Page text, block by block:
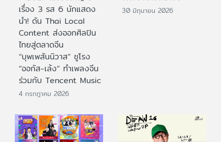
เรื่อง 3 รส 6 นักแสดง
นำ! ดัน Thai Local
Content ส่งออกศิลปิน
ไทยสู่ตลาดจีน
“บุพเพสันนิวาส” ชูโรง
“ออกัส-เล้ง” ทำเพลงจีน
ร่วมกับ Tencent Music
4 กรกฎาคม 2026
30 มิถุนายน 2026